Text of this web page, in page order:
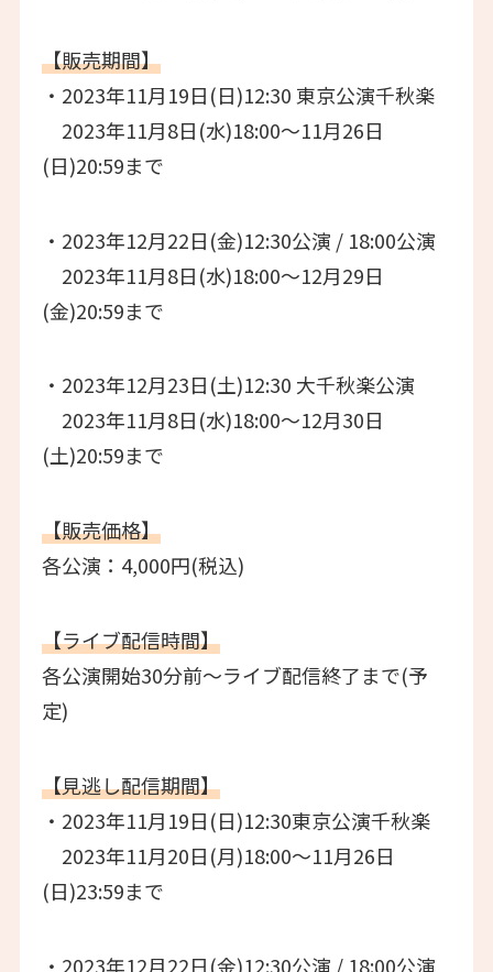
【販売期間】
・2023年11月19日(日)12:30 東京公演千秋楽
2023年11月8日(水)18:00～11月26日
(日)20:59まで
・2023年12月22日(金)12:30公演 / 18:00公演
2023年11月8日(水)18:00～12月29日
(金)20:59まで
・2023年12月23日(土)12:30 大千秋楽公演
2023年11月8日(水)18:00～12月30日
(土)20:59まで
【販売価格】
各公演：4,000円(税込)
【ライブ配信時間】
各公演開始30分前～ライブ配信終了まで(予
定)
【見逃し配信期間】
・2023年11月19日(日)12:30東京公演千秋楽
2023年11月20日(月)18:00～11月26日
(日)23:59まで
・2023年12月22日(金)12:30公演 / 18:00公演